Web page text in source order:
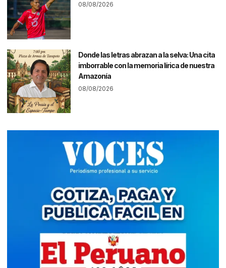
08/08/2026
Donde las letras abrazan a la selva: Una cita
imborrable con la memoria lírica de nuestra
Amazonía
08/08/2026